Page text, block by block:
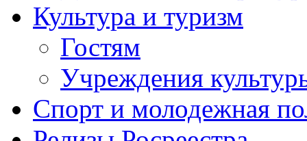
Культура и туризм
Гостям
Учреждения
Спорт и молодежная